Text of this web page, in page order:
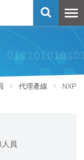
代理產線 NXP
員